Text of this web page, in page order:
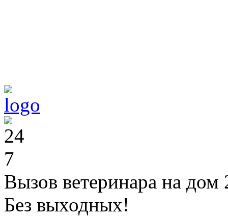
Вызов ветеринара на дом
Без выходных!